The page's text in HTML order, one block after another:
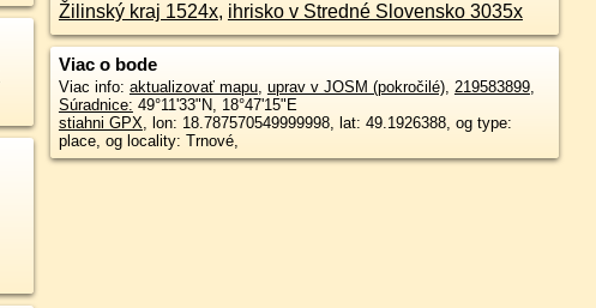
Žilinský kraj 1524x, ihrisko v Stredné Slovensko 3035x
Viac o bode
Viac info: aktualizovať mapu, uprav v JOSM (pokročilé), 219583899,
Súradnice: 49°11'33"N, 18°47'15"E
stiahni GPX, lon: 18.787570549999998, lat: 49.1926388, og type:
place, og locality: Trnové,